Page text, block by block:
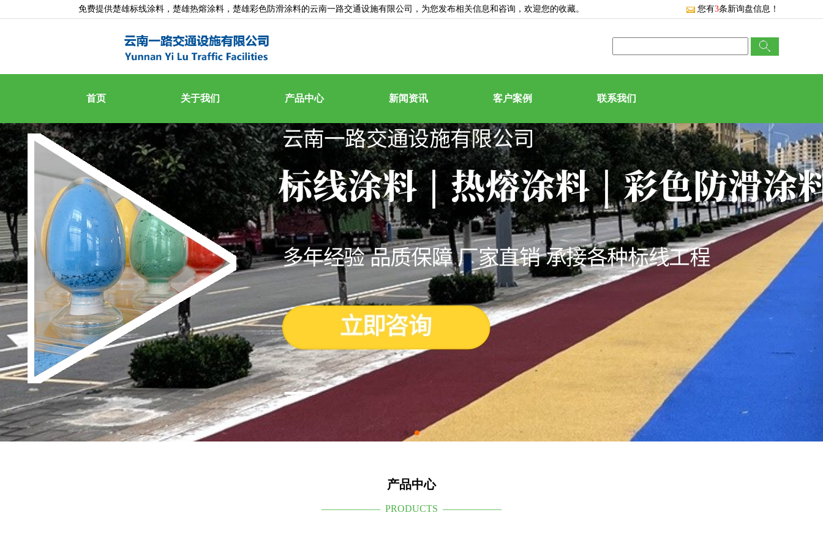
免费提供楚雄标线涂料 ，楚雄热熔涂料，楚雄彩色防滑涂料的云南一路交通设施有限公司，为您发布相关信息和咨询，欢迎您的收藏。 您有3条新询盘信息！
首页 关于我们 产品中心 新闻资讯 客户案例 联系我们
产品中心
—————— PRODUCTS ——————